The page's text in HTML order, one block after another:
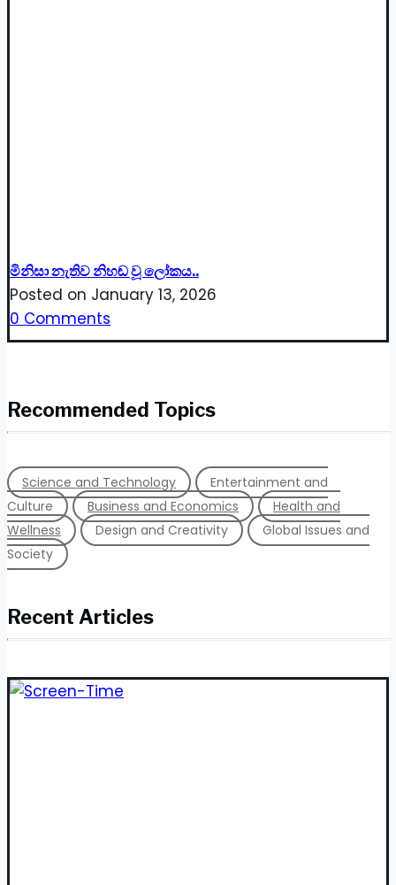
මිනිසා නැතිව නිහඬ වූ ලෝකය..
Posted on January 13, 2026
0 Comments
Recommended Topics
Science and Technology
Entertainment and
Culture
Business and Economics
Health and
Wellness
Design and Creativity
Global Issues and
Society
Recent Articles